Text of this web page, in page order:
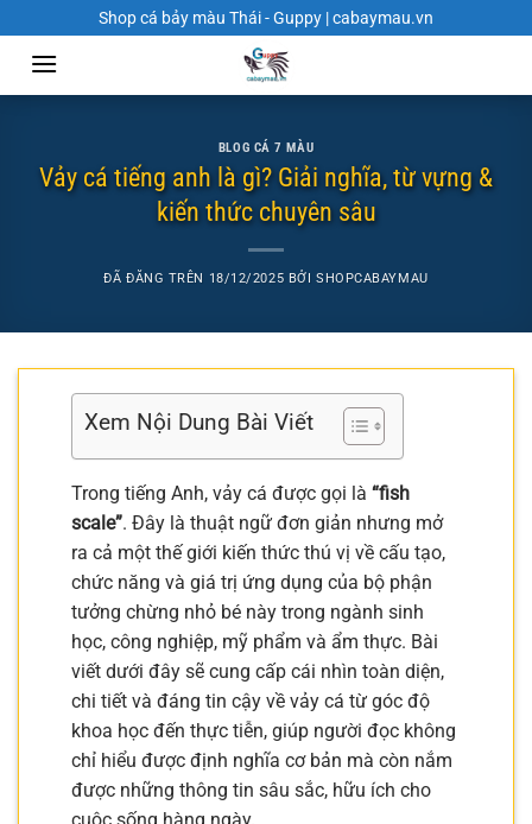
đến
dung
Shop cá bảy màu Thái - Guppy | cabaymau.vn
BLOG CÁ 7 MÀU
Vảy cá tiếng anh là gì? Giải nghĩa, từ vựng &
kiến thức chuyên sâu
ĐÃ ĐĂNG TRÊN 18/12/2025 BỞI SHOPCABAYMAU
Xem Nội Dung Bài Viết
Trong tiếng Anh, vảy cá được gọi là “fish
scale”. Đây là thuật ngữ đơn giản nhưng mở
ra cả một thế giới kiến thức thú vị về cấu tạo,
chức năng và giá trị ứng dụng của bộ phận
tưởng chừng nhỏ bé này trong ngành sinh
học, công nghiệp, mỹ phẩm và ẩm thực. Bài
viết dưới đây sẽ cung cấp cái nhìn toàn diện,
chi tiết và đáng tin cậy về vảy cá từ góc độ
khoa học đến thực tiễn, giúp người đọc không
chỉ hiểu được định nghĩa cơ bản mà còn nắm
được những thông tin sâu sắc, hữu ích cho